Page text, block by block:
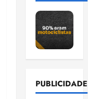
PUBLICIDADE